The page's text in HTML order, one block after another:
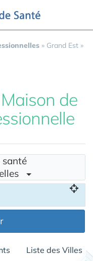
» Grand Est »
Maison de
santé
Liste des Villes